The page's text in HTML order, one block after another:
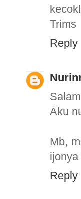
Trims
Reply
Aku
Mb,
Reply